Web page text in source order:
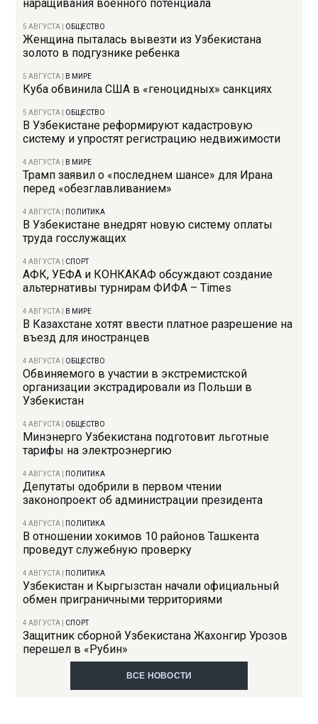
наращивания военного потенциала
5 АВГУСТА ОБЩЕСТВО
Женщина пыталась вывезти из Узбекистана
золото в подгузнике ребенка
5 АВГУСТА В МИРЕ
Куба обвинила США в «геноцидных» санкциях
5 АВГУСТА ОБЩЕСТВО
В Узбекистане реформируют кадастровую
систему и упростят регистрацию недвижимости
4 АВГУСТА В МИРЕ
Трамп заявил о «последнем шансе» для Ирана
перед «обезглавливанием»
4 АВГУСТА ПОЛИТИКА
В Узбекистане внедрят новую систему оплаты
труда госслужащих
4 АВГУСТА СПОРТ
АФК, УЕФА и КОНКАКАФ обсуждают создание
альтернативы турнирам ФИФА – Times
4 АВГУСТА В МИРЕ
В Казахстане хотят ввести платное разрешение на
въезд для иностранцев
4 АВГУСТА ОБЩЕСТВО
Обвиняемого в участии в экстремистской
организации экстрадировали из Польши в
Узбекистан
4 АВГУСТА ОБЩЕСТВО
Минэнерго Узбекистана подготовит льготные
тарифы на электроэнергию
4 АВГУСТА ПОЛИТИКА
Депутаты одобрили в первом чтении
законопроект об администрации президента
4 АВГУСТА ПОЛИТИКА
В отношении хокимов 10 районов Ташкента
проведут служебную проверку
4 АВГУСТА ПОЛИТИКА
Узбекистан и Кыргызстан начали официальный
обмен приграничными территориями
4 АВГУСТА СПОРТ
Защитник сборной Узбекистана Жахонгир Урозов
перешел в «Рубин»
ВСЕ НОВОСТИ